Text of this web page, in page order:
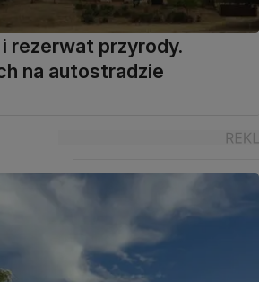
i rezerwat przyrody.
na autostradzie